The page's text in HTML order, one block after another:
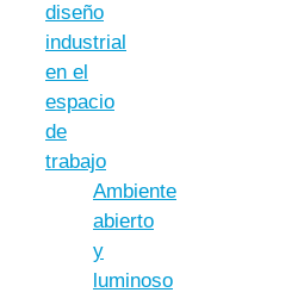
diseño
industrial
en el
espacio
de
trabajo
Ambiente
abierto
y
luminoso